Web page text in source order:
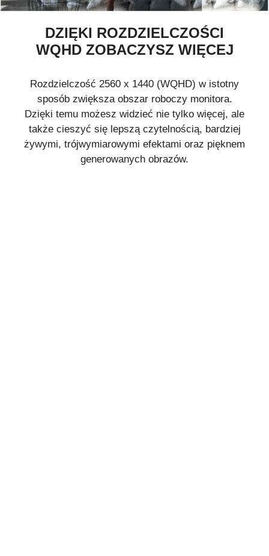
DZIĘKI ROZDZIELCZOŚCI
WQHD ZOBACZYSZ WIĘCEJ
Rozdzielczość 2560 x 1440 (WQHD) w istotny
sposób zwiększa obszar roboczy monitora.
Dzięki temu możesz widzieć nie tylko więcej, ale
także cieszyć się lepszą czytelnością, bardziej
żywymi, trójwymiarowymi efektami oraz pięknem
generowanych obrazów.